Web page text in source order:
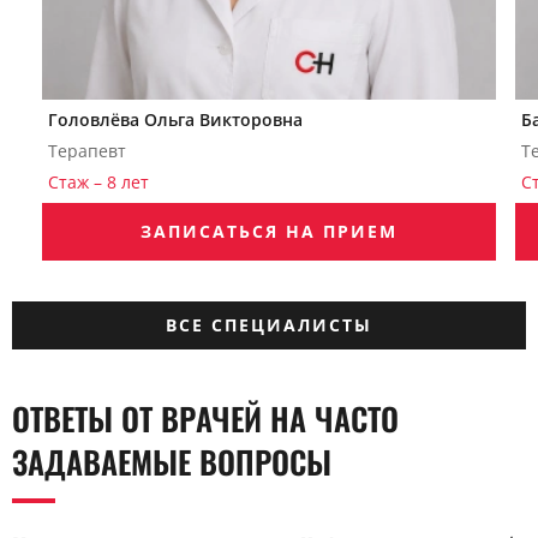
Головлёва Ольга Викторовна
Терапевт
Стаж – 8 лет
ЗАПИСАТЬСЯ НА ПРИЕМ
ВСЕ СПЕЦИАЛИСТЫ
ОТВЕТЫ ОТ ВРАЧЕЙ НА ЧАСТО
ЗАДАВАЕМЫЕ ВОПРОСЫ